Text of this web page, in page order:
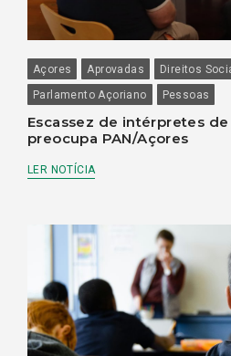
Açores Aprovadas Direitos
Parlamento Açoriano
Pessoas
Escassez de intérpretes
preocupa PAN/Açores
LER NOTÍCIA